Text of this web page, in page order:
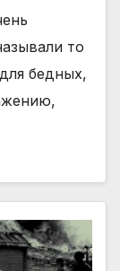
то
бедных,